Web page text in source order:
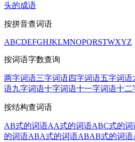
头的成语
按拼音查词语
ABCDEFGHJKLMNOPQRSTWXYZ
按词语字数查询
两字词语三字词语四字词语五字词语
语九字词语十字词语十一字词语十二
按结构查词语
AB式的词语AA式的词语ABC式的词
的词语ABA式的词语ABAB式的词语